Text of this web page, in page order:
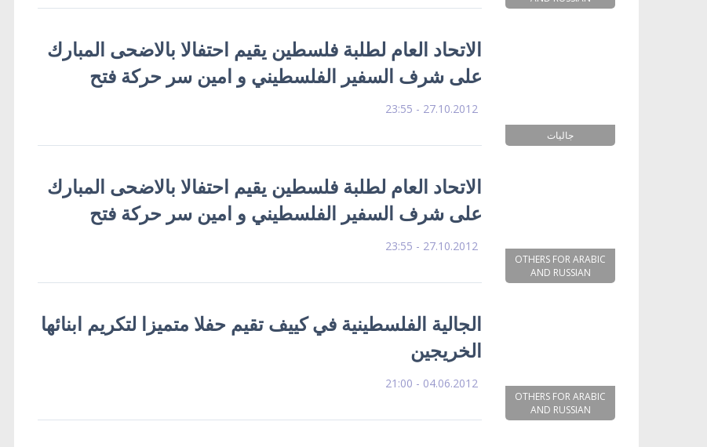
جاليات
الاتحاد العام لطلبة فلسطين يقيم احتفالا بالاضحى المبارك
على شرف السفير الفلسطيني و امين سر حركة فتح
27.10.2012 - 23:55
OTHERS FOR ARABIC
AND RUSSIAN
الاتحاد العام لطلبة فلسطين يقيم احتفالا بالاضحى المبارك
على شرف السفير الفلسطيني و امين سر حركة فتح
27.10.2012 - 23:55
OTHERS FOR ARABIC
AND RUSSIAN
الجالية الفلسطينية في كييف تقيم حفلا متميزا لتكريم ابنائها
الخريجين
04.06.2012 - 21:00